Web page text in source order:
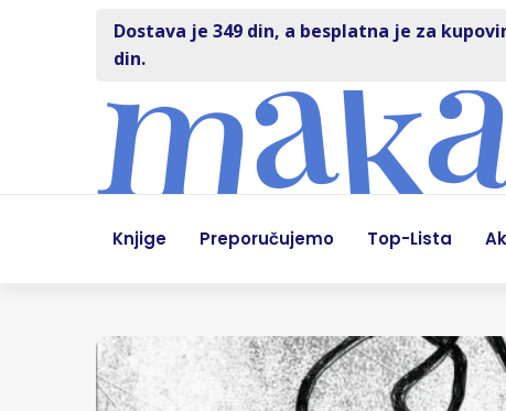
Dostava je 349 din, a besplatna je za
din.
Knjige Preporučujemo Top-Lista